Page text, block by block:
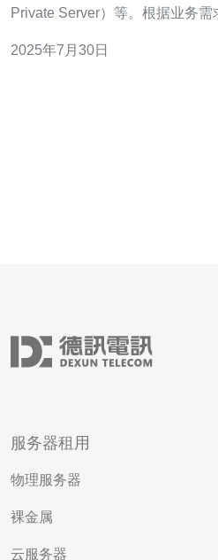
Private Server）等。根据业务
VPS则适用于中小型
2025年7月30日
服务器租用
物理服务器
裸金属
云服务器